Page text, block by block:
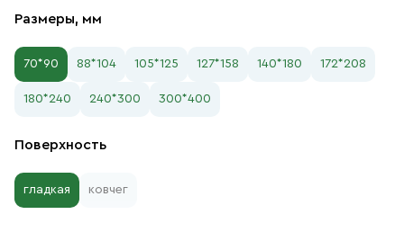
Размеры, мм
70*90 88*104 105*125 127*158 140*180 172*208
180*240 240*300 300*400
Поверхность
гладкая ковчег